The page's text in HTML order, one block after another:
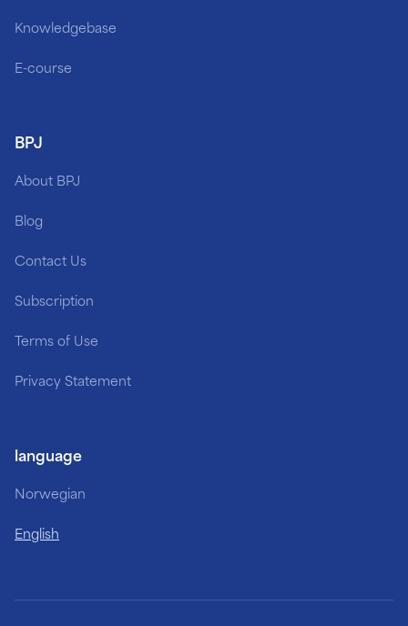
Knowledgebase
E-course
BPJ
About BPJ
Blog
Contact Us
Subscription
Terms of Use
Privacy Statement
language
Norwegian
English